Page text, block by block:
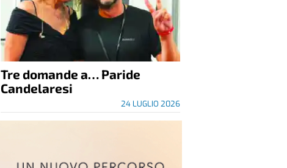
Tre domande a… Paride
Candelaresi
24 LUGLIO 2026